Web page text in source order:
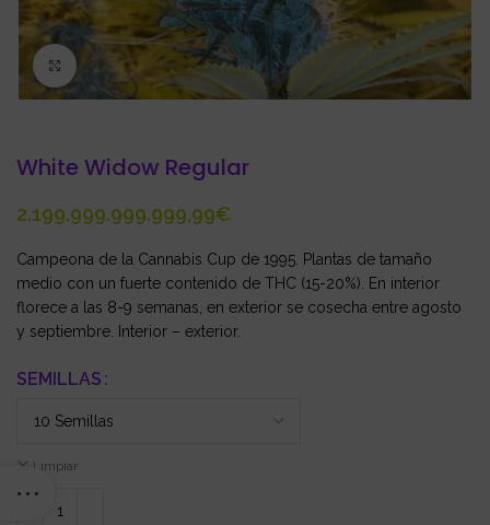
Click to enlarge
White Widow Regular
€
Campeona de la Cannabis Cup de 1995. Plantas de tamaño
medio con un fuerte contenido de THC (15-20%). En interior
florece a las 8-9 semanas, en exterior se cosecha entre agosto
y septiembre. Interior – exterior.
SEMILLAS
Limpiar